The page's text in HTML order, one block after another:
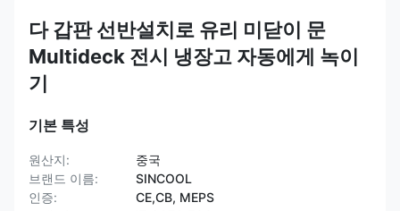
다 갑판 선반설치로 유리 미닫이 문
Multideck 전시 냉장고 자동에게 녹이
기
기본 특성
원산지:
중국
브랜드 이름:
SINCOOL
인증:
CE,CB, MEPS